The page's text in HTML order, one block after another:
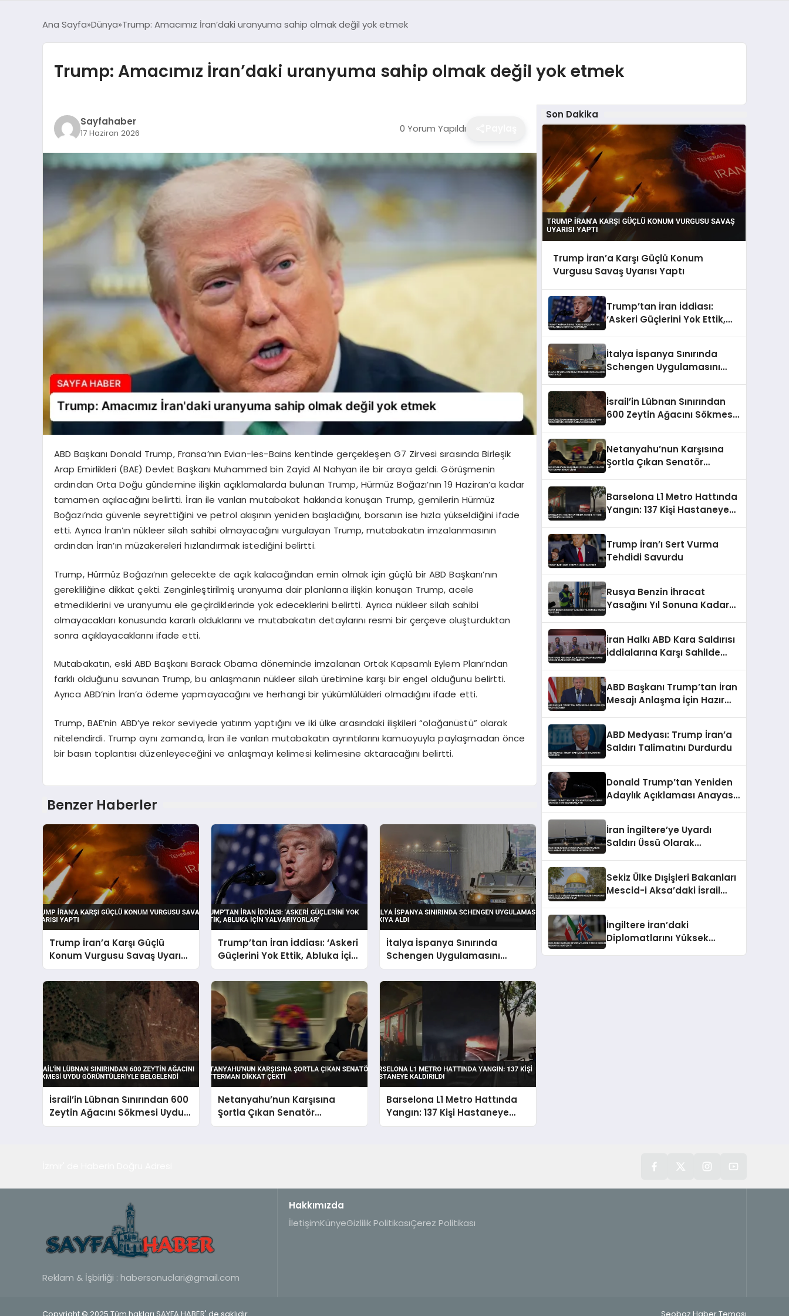
Ana Sayfa Dünya Trump: Amacımız İran’daki uranyuma sahip olmak değil yok etmek
Trump: Amacımız İran’daki uranyuma sahip olmak değil yok etmek
Sayfahaber
17 Haziran 2026 0 Yorum Yapıldı
ABD Başkanı Donald Trump, Fransa’nın Evian-les-Bains kentinde gerçekleşen G7 Zirvesi sırasında Birleşik
Arap Emirlikleri (BAE) Devlet Başkanı Muhammed bin Zayid Al Nahyan ile bir araya geldi. Görüşmenin
ardından Orta Doğu gündemine ilişkin açıklamalarda bulunan Trump, Hürmüz Boğazı’nın 19 Haziran’a kadar
tamamen açılacağını belirtti. İran ile varılan mutabakat hakkında konuşan Trump, gemilerin Hürmüz
Boğazı’nda güvenle seyrettiğini ve petrol akışının yeniden başladığını, borsanın ise hızla yükseldiğini ifade
etti. Ayrıca İran’ın nükleer silah sahibi olmayacağını vurgulayan Trump, mutabakatın imzalanmasının
ardından İran’ın müzakereleri hızlandırmak istediğini belirtti.
Trump, Hürmüz Boğazı’nın gelecekte de açık kalacağından emin olmak için güçlü bir ABD Başkanı’nın
gerekliliğine dikkat çekti. Zenginleştirilmiş uranyuma dair planlarına ilişkin konuşan Trump, acele
etmediklerini ve uranyumu ele geçirdiklerinde yok edeceklerini belirtti. Ayrıca nükleer silah sahibi
olmayacakları konusunda kararlı olduklarını ve mutabakatın detaylarını resmi bir çerçeve oluşturduktan
sonra açıklayacaklarını ifade etti.
Mutabakatın, eski ABD Başkanı Barack Obama döneminde imzalanan Ortak Kapsamlı Eylem Planı’ndan
farklı olduğunu savunan Trump, bu anlaşmanın nükleer silah üretimine karşı bir engel olduğunu belirtti.
Ayrıca ABD’nin İran’a ödeme yapmayacağını ve herhangi bir yükümlülükleri olmadığını ifade etti.
Trump, BAE’nin ABD’ye rekor seviyede yatırım yaptığını ve iki ülke arasındaki ilişkileri “olağanüstü” olarak
nitelendirdi. Trump aynı zamanda, İran ile varılan mutabakatın ayrıntılarını kamuoyuyla paylaşmadan önce
bir basın toplantısı düzenleyeceğini ve anlaşmayı kelimesi kelimesine aktaracağını belirtti.
Benzer Haberler
Trump İran’a Karşı Güçlü
Konum Vurgusu Savaş Uyarısı
Yaptı
Trump’tan İran İddiası: ‘Askeri
Güçlerini Yok Ettik, Abluka İçin
Yalvarıyorlar’
İtalya İspanya Sınırında
Schengen Uygulamasını
Askıya Aldı
İsrail’in Lübnan Sınırından 600
Zeytin Ağacını Sökmesi Uydu
Görüntüleriyle Belgelendi
Netanyahu’nun Karşısına
Şortla Çıkan Senatör
Fetterman Dikkat Çekti
Barselona L1 Metro Hattında
Yangın: 137 Kişi Hastaneye
Kaldırıldı
Son Dakika
Trump İran’a Karşı Güçlü Konum
Vurgusu Savaş Uyarısı Yaptı
Trump’tan İran İddiası:
‘Askeri Güçlerini Yok Ettik,
İtalya İspanya Sınırında
Schengen Uygulamasını
İsrail’in Lübnan Sınırından
600 Zeytin Ağacını Sökmesi
Netanyahu’nun Karşısına
Şortla Çıkan Senatör
Barselona L1 Metro Hattında
Yangın: 137 Kişi Hastaneye
Trump İran’ı Sert Vurma
Tehdidi Savurdu
Rusya Benzin İhracat
Yasağını Yıl Sonuna Kadar
İran Halkı ABD Kara Saldırısı
İddialarına Karşı Sahilde
ABD Başkanı Trump’tan İran
Mesajı Anlaşma İçin Hazır
ABD Medyası: Trump İran’a
Saldırı Talimatını Durdurdu
Donald Trump’tan Yeniden
Adaylık Açıklaması Anayasa
İran İngiltere’ye Uyardı
Saldırı Üssü Olarak
Sekiz Ülke Dışişleri Bakanları
Mescid-i Aksa’daki İsrail
İngiltere İran’daki
Diplomatlarını Yüksek
Reklam & İşbirliği : habersonuclari@gmail.com
Hakkımızda
İletişimKünyeGizlilik PolitikasıÇerez Politikası